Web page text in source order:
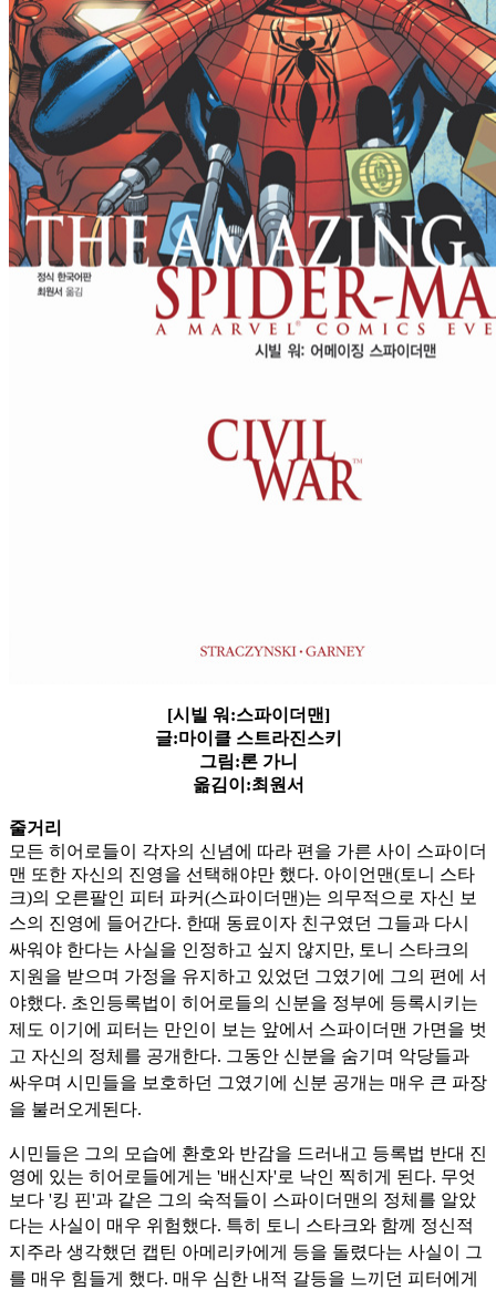
[시빌 워:스파이더맨]
글:마이클 스트라진스키
그림:론 가니
옮김이:최원서
줄거리
모든 히어로들이 각자의 신념에 따라 편을 가른 사이 스파이더
맨 또한 자신의 진영을 선택해야만 했다. 아이언맨(토니 스타
크)의 오른팔인 피터 파커(스파이더맨)는 의무적으로 자신 보
스의 진영에 들어간다. 한때 동료이자 친구였던 그들과 다시
싸워야 한다는 사실을 인정하고 싶지 않지만, 토니 스타크의
지원을 받으며 가정을 유지하고 있었던 그였기에 그의 편에 서
야했다. 초인등록법이 히어로들의 신분을 정부에 등록시키는
제도 이기에 피터는 만인이 보는 앞에서 스파이더맨 가면을 벗
고 자신의 정체를 공개한다. 그동안 신분을 숨기며 악당들과
싸우며 시민들을 보호하던 그였기에 신분 공개는 매 우 큰 파장
을 불러오게된다.
시민들은 그의 모습에 환호와 반감을 드러내고 등록법 반대 진
영에 있는 히어로들에게는 '배신자'로 낙인 찍히게 된다. 무엇
보다 '킹 핀'과 같은 그의 숙적들이 스파이더맨의 정체를 알았
다는 사실이 매 우 위험했다. 특히 토니 스타크와 함께 정신적
지주라 생각했던 캡틴 아메리카에게 등을 돌렸다는 사실이 그
를 매우 힘들게 했다. 매우 심한 내적 갈등을 느끼던 피터에게